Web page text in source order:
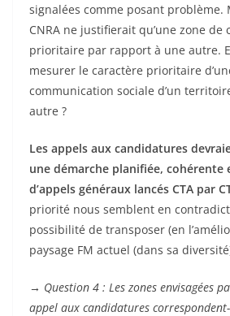
signalées comme posant problème.
CNRA ne justifierait qu’une zone de
prioritaire par rapport à une autre.
mesurer le caractère prioritaire
communication sociale d’un
autre ?
Les appels aux candidatures
une démarche planifiée, cohérente
d’appels généraux lancés CTA par
priorité nous semblent en
possibilité de transposer (en
paysage FM actuel (dans sa
→ Question 4 : Les zones envisagées
appel aux candidatures